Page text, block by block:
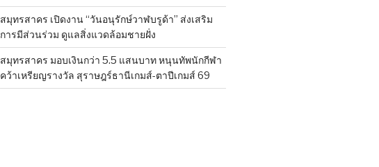
สมุทรสาคร เปิดงาน “วันอนุรักษ์วาฬบรูด้า” ส่งเสริม
การมีส่วนร่วม ดูแลสิ่งแวดล้อมชายฝั่ง
สมุทรสาคร มอบเงินกว่า 5.5 แสนบาท หนุนทัพนักกีฬา
คว้าเหรียญรางวัล สุราษฎร์ธานีเกมส์-ตาปีเกมส์ 69